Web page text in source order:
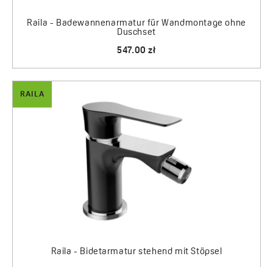
Raila - Badewannenarmatur für Wandmontage ohne
Duschset
547.00 zł
RAILA
Raila - Bidetarmatur stehend mit Stöpsel